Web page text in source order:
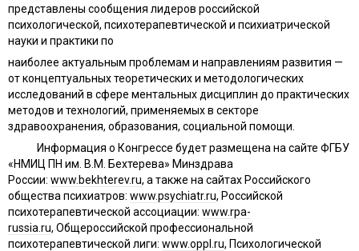
представлены сообщения лидеров российской
психологической, психотерапевтической и психиатрической
науки и практики по
наиболее актуальным проблемам и направлениям развития —
от концептуальных теоретических и методологических
исследований в сфере ментальных дисциплин до практических
методов и технологий, применяемых в секторе
здравоохранения, образования, социальной помощи.
Информация о Конгрессе будет размещена на сайте ФГБУ
«НМИЦ ПН им. В.М. Бехтерева» Минздрава
России: www.bekhterev.ru, а также на сайтах Российского
общества психиатров: www.psychiatr.ru, Российской
психотерапевтической ассоциации: www.rpa-
russia.ru, Общероссийской профессиональной
психотерапевтической лиги: www.oppl.ru, Психологической